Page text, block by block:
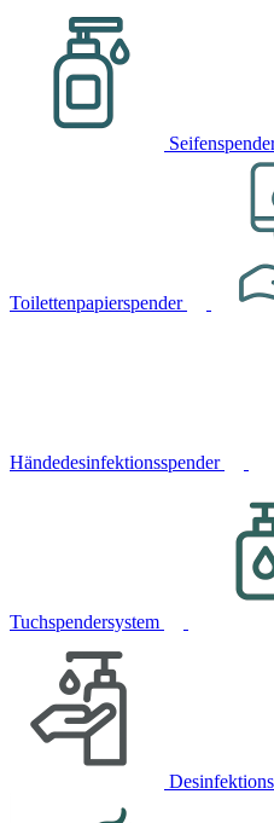
Toilettenpapierspender
Händedesinfektionsspender
Tuchspendersystem